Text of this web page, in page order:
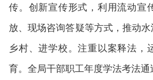
传。创新宣传形式，利用流动宣
放、现场咨询答疑等方式，推动
乡村、进学校。注重以案释法，
育。全局干部职工年度学法考法通